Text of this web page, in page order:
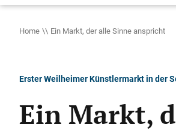
Home Ein Markt, der alle Sinne anspricht
Erster Weilheimer Künstlermarkt in der
Ein Markt,